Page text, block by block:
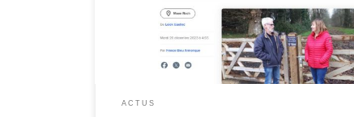
35460/le-gr37-chemin-de-randonnee-prefere-des-
francais-passe-par-le-chateau-qui-en-interdit-lacces-
ff6b5590-9998-11ee-99a8-c8cd0c676f82
ACTUS